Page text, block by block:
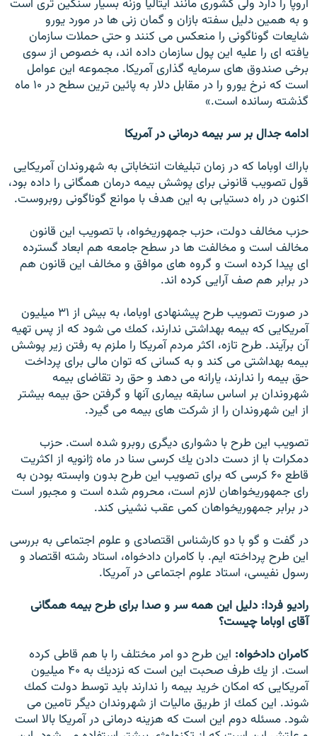
اروپا را دارد ولى كشورى مانند ايتاليا وزنه بسيار سنگين ترى است
و به همين دليل سفته بازان و گمان زنی ها در مورد يورو
شايعات گوناگونى را منعكس مى كنند و حتى حملات سازمان
يافته اى را عليه اين پول سازمان داده اند، به خصوص از سوى
برخى صندوق هاى سرمايه گذارى آمريكا. مجموعه اين عوامل
است كه نرخ يورو را در مقابل دلار به پائين ترين سطح در ۱۰ ماه
گذشته رسانده است.»
ادامه جدال بر سر بیمه درمانی در آمریکا
باراك اوباما كه در زمان تبليغات انتخاباتى به شهروندان آمريكايى
قول تصويب قانونى براى پوشش بيمه درمان همگانى را داده بود،
اكنون در راه دستيابى به اين هدف با موانع گوناگونى روبروست.
حزب مخالف دولت، حزب جمهوريخواه، با تصويب اين قانون
مخالف است و مخالفت ها در سطح جامعه هم ابعاد گسترده
اى پيدا كرده است و گروه هاى موافق و مخالف اين قانون هم
در برابر هم صف آرايى كرده اند.
در صورت تصويب طرح پيشنهادى اوباما، به بيش از ۳۱ ميليون
آمريكايى كه بيمه بهداشتى ندارند، كمك مى شود كه از پس تهيه
آن برآيند. طرح تازه، اكثر مردم آمريكا را ملزم به رفتن زير پوشش
بيمه بهداشتى مى كند و به كسانى كه توان مالى براى پرداخت
حق بيمه را ندارند، يارانه مى دهد و حق رد تقاضاى بيمه
شهروندان بر اساس سابقه بيمارى آنها و گرفتن حق بيمه بيشتر
از اين شهروندان را از شركت هاى بيمه مى گيرد.
تصويب اين طرح با دشوارى ديگرى روبرو شده است. حزب
دمكرات با از دست دادن يك كرسى سنا در ماه ژانويه از اكثريت
قاطع ۶۰ كرسى كه براى تصويب اين طرح بدون وابسته بودن به
راى جمهوريخواهان لازم است، محروم شده است و مجبور است
در برابر جمهوريخواهان كمى عقب نشينى كند.
در گفت و گو با دو كارشناس اقتصادى و علوم اجتماعى به بررسى
اين طرح پرداخته ايم. با كامران دادخواه، استاد رشته اقتصاد و
رسول نفيسى، استاد علوم اجتماعى در آمريكا.
رادیو فردا: دليل اين همه سر و صدا براى طرح بيمه همگانى
آقاى اوباما چيست؟
كامران دادخواه: اين طرح دو امر مختلف را با هم قاطى كرده
است. از يك طرف صحبت اين است كه نزديك به ۴۰ ميليون
آمريكايى كه امكان خريد بيمه را ندارند بايد توسط دولت كمك
شوند. اين كمك از طريق ماليات از شهروندان ديگر تامين مى
شود. مسئله دوم اين است كه هزينه درمانى در آمريكا بالا است